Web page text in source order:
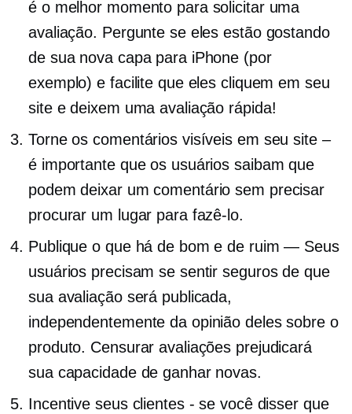
é o melhor momento para solicitar uma
avaliação. Pergunte se eles estão gostando
de sua nova capa para iPhone (por
exemplo) e facilite que eles cliquem em seu
site e deixem uma avaliação rápida!
Torne os comentários visíveis em seu site –
é importante que os usuários saibam que
podem deixar um comentário sem precisar
procurar um lugar para fazê-lo.
Publique o que há de bom e de ruim — Seus
usuários precisam se sentir seguros de que
sua avaliação será publicada,
independentemente da opinião deles sobre o
produto. Censurar avaliações prejudicará
sua capacidade de ganhar novas.
Incentive seus clientes - se você disser que